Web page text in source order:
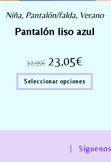
Niña, Pantalón/falda, Verano
Pantalón liso azul
32,95€ 23,05€
Seleccionar opciones
Síguenos